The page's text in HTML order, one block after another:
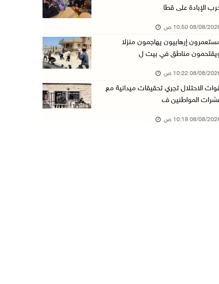
ارتفاع أسعار النفط
08/آب/2026 08:21 ص
الإبادة على قطا
08/2026 10:50 ص
إرهابيون يهاجمون منزلا
مناطق في بيت ل
08/2026 10:22 ص
الاحتلال تجري تحقيقات ميدانية مع
المواطنين ف
08/2026 10:18 ص